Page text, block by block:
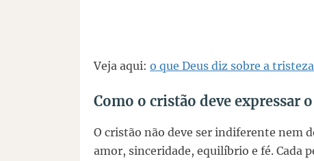
Veja aqui: o que Deus diz sobre a tristeza
Como o cristão deve expressar
O cristão não deve ser indiferente nem
amor, sinceridade, equilíbrio e fé. Cada